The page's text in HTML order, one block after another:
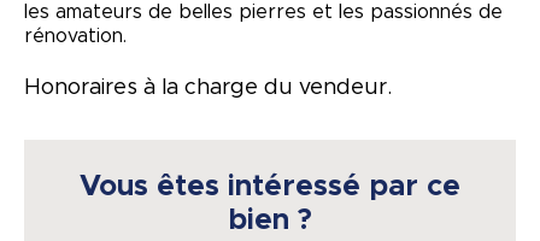
les amateurs de belles pierres et les passionnés de
rénovation.
Honoraires à la charge du vendeur.
Vous êtes intéressé par ce
bien ?